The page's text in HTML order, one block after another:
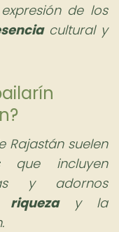
de los
cultural y
Rajastán suelen
que incluyen
y adornos
riquezay la